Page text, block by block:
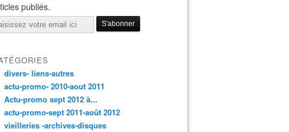
publiés.
divers- liens-autres
actu-promo- 2010-aout 2011
Actu-promo sept 2012 à...
actu-promo-sept 2011-août 2012
vieilleries -archives-disques